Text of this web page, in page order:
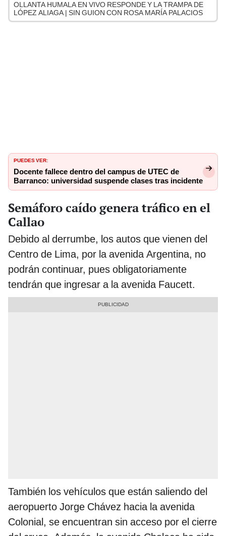
OLLANTA HUMALA EN VIVO RESPONDE Y LA TRAMPA DE
LÓPEZ ALIAGA | SIN GUION CON ROSA MARÍA PALACIOS
PUEDES VER:
Docente fallece dentro del campus de UTEC de
Barranco: universidad suspende clases tras incidente
Semáforo caído genera tráfico en el
Callao
Debido al derrumbe, los autos que vienen del
Centro de Lima, por la avenida Argentina, no
podrán continuar, pues obligatoriamente
tendrán que ingresar a la avenida Faucett.
También los vehículos que están saliendo del
aeropuerto Jorge Chávez hacia la avenida
Colonial, se encuentran sin acceso por el cierre